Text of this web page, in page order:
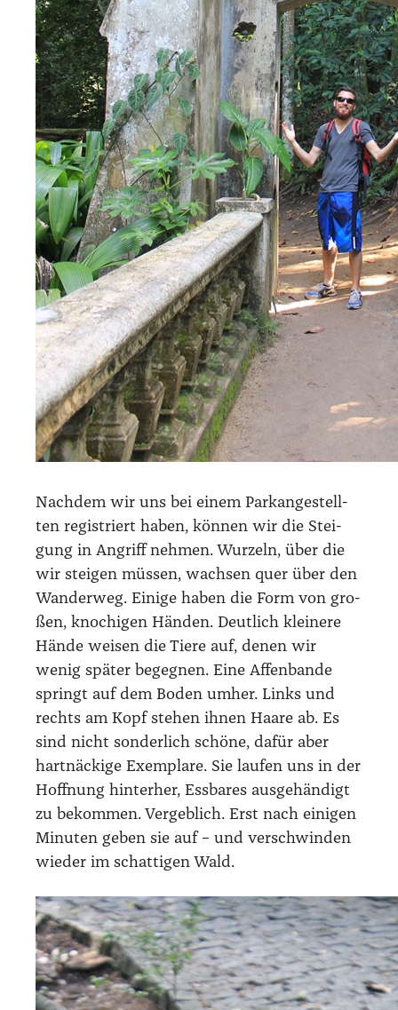
Nach­dem wir uns bei einem Parkan­ge­stell­
ten regis­triert haben, kön­nen wir die Stei­
gung in Angriff neh­men. Wur­zeln, über die
wir stei­gen müs­sen, wach­sen quer über den
Wan­der­weg. Eini­ge haben die Form von gro­
ßen, kno­chi­gen Hän­den. Deut­lich klei­ne­re
Hän­de wei­sen die Tie­re auf, denen wir
wenig spä­ter begeg­nen. Eine Affen­ban­de
springt auf dem Boden umher. Links und
rechts am Kopf ste­hen ihnen Haa­re ab. Es
sind nicht son­der­lich schö­ne, dafür aber
hart­nä­cki­ge Exem­pla­re. Sie lau­fen uns in der
Hoff­nung hin­ter­her, Ess­ba­res aus­ge­hän­digt
zu bekom­men. Ver­geb­lich. Erst nach eini­gen
Minu­ten geben sie auf – und ver­schwin­den
wie­der im schat­ti­gen Wald.